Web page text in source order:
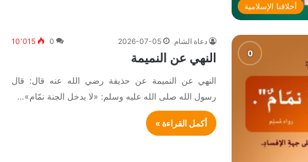
أخلاقنا الإسلامية
دعاة الشام 2026-07-05
0 10٬015
النهي عن النميمة
النهي عن النميمة عن حذيفة رضي الله عنه قال: قال
رسول الله صلى الله عليه وسلم: «لا يدخل الجنة نمّام»…
أكمل القراءة »